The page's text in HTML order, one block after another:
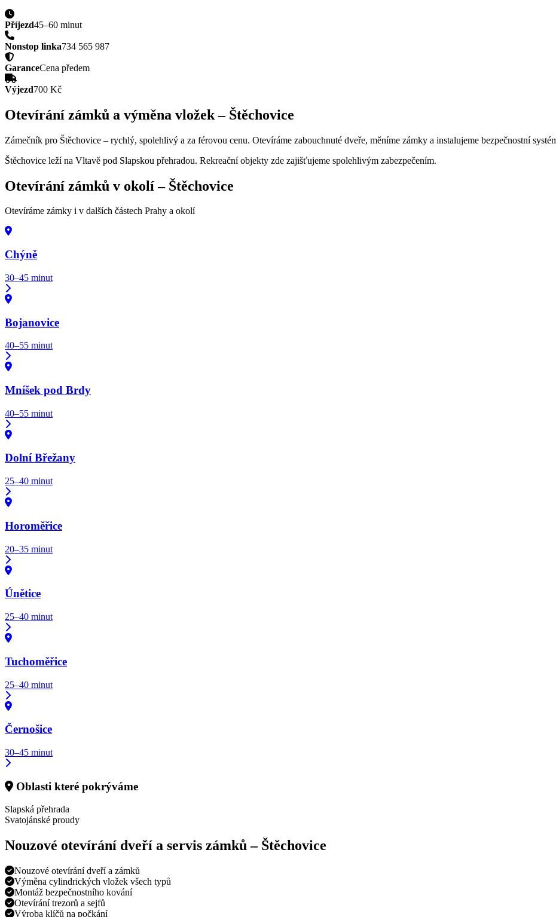
Příjezd45–60 minut
Nonstop linka734 565 987
GaranceCena předem
Výjezd700 Kč
Otevírání zámků a výměna vložek – Štěchovice
Zámečník pro Štěchovice – rychlý, spolehlivý a za férovou cenu. Otevíráme zabouchnuté dveře, měníme zámky a instalujeme bezpečnostní
Štěchovice leží na Vltavě pod Slapskou přehradou. Rekreační objekty zde zajišťujeme spolehlivým zabezpečením.
Otevírání zámků v okolí – Štěchovice
Otevíráme zámky i v dalších částech Prahy a okolí
Chýně
30–45 minut
Bojanovice
40–55 minut
Mníšek pod Brdy
40–55 minut
Dolní Břežany
25–40 minut
Horoměřice
20–35 minut
Únětice
25–40 minut
Tuchoměřice
25–40 minut
Černošice
30–45 minut
Oblasti které pokrýváme
Slapská přehrada
Svatojánské proudy
Nouzové otevírání dveří a servis zámků – Štěchovice
Nouzové otevírání dveří a zámků
Výměna cylindrických vložek všech typů
Montáž bezpečnostního kování
Otevírání trezorů a sejfů
Výroba klíčů na počkání